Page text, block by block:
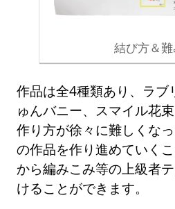
結び方＆
作品は全4種類あり、ラブ
ゅんバニー、スマイル花
作り方が徐々に難しくな
の作品を作り進めていく
から編みこみ等の上級者
けることができます。